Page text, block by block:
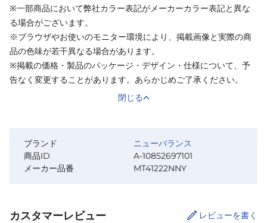
※一部商品において弊社カラー表記がメーカーカラー表記と異な
る場合がございます。
※ブラウザやお使いのモニター環境により、掲載画像と実際の商
品の色味が若干異なる場合があります。
※掲載の価格・製品のパッケージ・デザイン・仕様について、予
告なく変更することがあります。あらかじめご了承ください。
閉じる
ブランド
ニューバランス
商品ID
A-10852697101
メーカー品番
MT41222NNY
カスタマーレビュー レビューを書く